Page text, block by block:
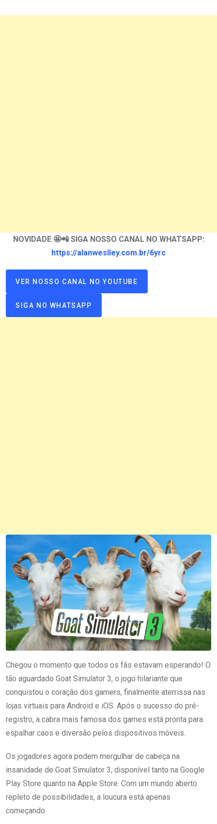
NOVIDADE 🤩📲 SIGA NOSSO CANAL NO WHATSAPP:
https://alanweslley.com.br/6yrc
VER NOSSO CANAL NO YOUTUBE
SIGA NO WHATSAPP
Chegou o momento que todos os fãs estavam esperando! O
tão aguardado Goat Simulator 3, o jogo hilariante que
conquistou o coração dos gamers, finalmente aterrissa nas
lojas virtuais para Android e iOS. Após o sucesso do pré-
registro, a cabra mais famosa dos games está pronta para
espalhar caos e diversão pelos dispositivos móveis.
Os jogadores agora podem mergulhar de cabeça na
insanidade de Goat Simulator 3, disponível tanto na Google
Play Store quanto na Apple Store. Com um mundo aberto
repleto de possibilidades, a loucura está apenas
começando.